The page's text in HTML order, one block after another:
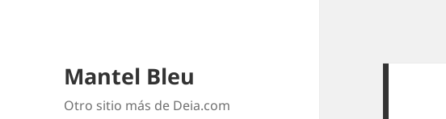
Mantel Bleu
Otro sitio más de Deia.com